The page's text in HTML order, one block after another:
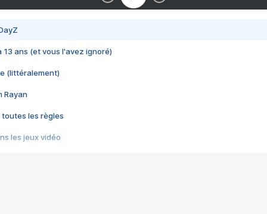
13 ans (et vous l'avez ignoré)
(littéralement)
Rayan
toutes les règles
les jeux vidéo